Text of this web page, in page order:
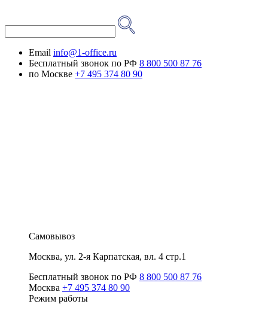
Email info@1-office.ru
Бесплатный звонок по РФ 8 800 500 87 76
по Москве +7 495 374 80 90
Самовывоз
Москва, ул. 2-я Карпатская, вл. 4 стр.1
Бесплатный звонок по РФ 8 800 500 87 76
Москва +7 495 374 80 90
Режим работы